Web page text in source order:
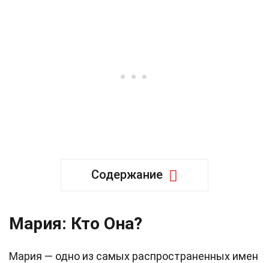
Содержание
Мария: Кто Она?
Мария — одно из самых распространенных имен